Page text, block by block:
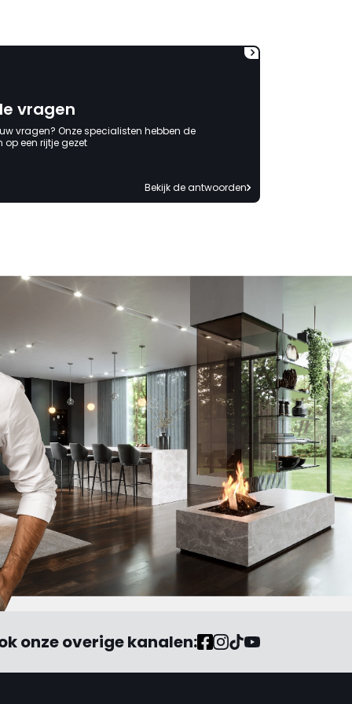
vragen
vragen? Onze specialisten hebben de
een rijtje gezet
Bekijk de antwoorden
onze overige kanalen: